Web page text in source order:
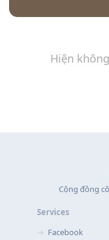
Hiện
Cộng đồng
Services
Facebook